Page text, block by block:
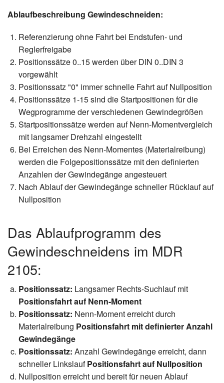
Ablaufbeschreibung Gewindeschneiden:
Referenzierung ohne Fahrt bei Endstufen- und
Reglerfreigabe
Positionssätze 0..15 werden über DIN 0..DIN 3
vorgewählt
Positionssatz "0" immer schnelle Fahrt auf Nullposition
Positionssätze 1-15 sind die Startpositionen für die
Wegprogramme der verschiedenen Gewindegrößen
Startpositionssätze werden auf Nenn-Momentvergleich
mit langsamer Drehzahl eingestellt
Bei Erreichen des Nenn-Momentes (Materialreibung)
werden die Folgepositionssätze mit den definierten
Anzahlen der Gewindegänge angesteuert
Nach Ablauf der Gewindegänge schneller Rücklauf auf
Nullposition
Das Ablaufprogramm des
Gewindeschneidens im MDR
2105:
Positionssatz: Langsamer Rechts-Suchlauf mit
Positionsfahrt auf Nenn-Moment
Positionssatz: Nenn-Moment erreicht durch
Materialreibung Positionsfahrt mit definierter Anzahl
Gewindegänge
Positionssatz: Anzahl Gewindegänge erreicht, dann
schneller LinkslaufPositionsfahrt auf Nullposition
Nullposition erreicht und bereit für neuen Ablauf